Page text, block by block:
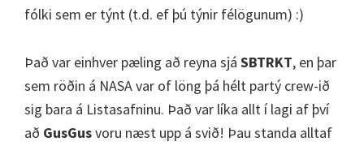
fólki sem er týnt (t.d. ef þú týnir félögunum) :)
Það var einhver pæling að reyna sjá SBTRKT, en þar
sem röðin á NASA var of löng þá hélt partý crew-ið
sig bara á Listasafninu. Það var líka allt í lagi af því
að GusGusvoru næst upp á svið! Þau standa alltaf